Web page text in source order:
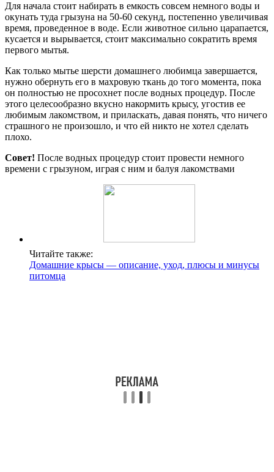
Для начала стоит набирать в емкость совсем немного воды и
окунать туда грызуна на 50-60 секунд, постепенно увеличивая
время, проведенное в воде. Если животное сильно царапается,
кусается и вырывается, стоит максимально сократить время
первого мытья.
Как только мытье шерсти домашнего любимца завершается,
нужно обернуть его в махровую ткань до того момента, пока
он полностью не просохнет после водных процедур. После
этого целесообразно вкусно накормить крысу, угостив ее
любимым лакомством, и приласкать, давая понять, что ничего
страшного не произошло, и что ей никто не хотел сделать
плохо.
Совет! После водных процедур стоит провести немного
времени с грызуном, играя с ним и балуя лакомствами
Читайте также:
Домашние крысы — описание, уход, плюсы и минусы
питомца